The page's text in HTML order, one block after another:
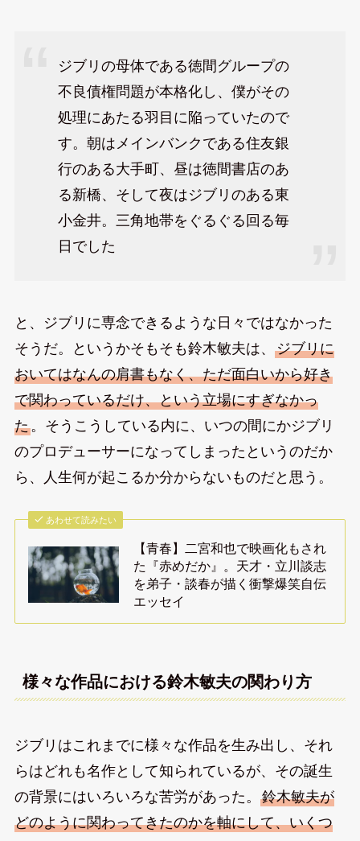
ジブリの母体である徳間グループの
不良債権問題が本格化し、僕がその
処理にあたる羽目に陥っていたので
す。朝はメインバンクである住友銀
行のある大手町、昼は徳間書店のあ
る新橋、そして夜はジブリのある東
小金井。三角地帯をぐるぐる回る毎
日でした
と、ジブリに専念できるような日々ではなかった
そうだ。というかそもそも鈴木敏夫は、 ジブリに
おいてはなんの肩書もなく、ただ面白いから好き
で関わっているだけ、という立場にすぎなかっ
た。そうこうしている内に、いつの間にかジブリ
のプロデューサーになってしまったというのだか
ら、人生何が起こるか分からないものだと思う。
あわせて読みたい
【青春】二宮和也で映画化もされ
た『赤めだか』。天才・立川談志
を弟子・談春が描く衝撃爆笑自伝
エッセイ
様々な作品における鈴木敏夫の関わり方
ジブリはこれまでに様々な作品を生み出し、それ
らはどれも名作として知られているが、その誕生
の背景にはいろいろな苦労があった。 鈴木敏夫が
どのように関わってきたのかを軸にして、いくつ